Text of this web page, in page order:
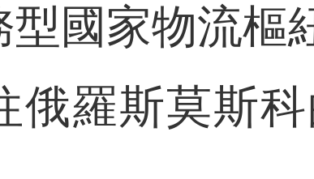
國家物流樞
俄羅斯莫斯